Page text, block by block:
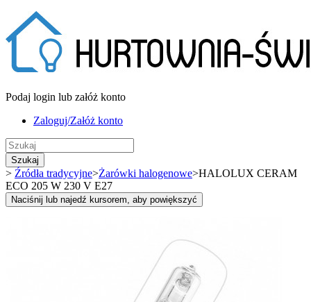
Podaj login lub załóż konto
Zaloguj/Załóż konto
Szukaj
> Źródła tradycyjne>Żarówki halogenowe>HALOLUX CERAM
ECO 205 W 230 V E27
Naciśnij lub najedź kursorem, aby powiększyć